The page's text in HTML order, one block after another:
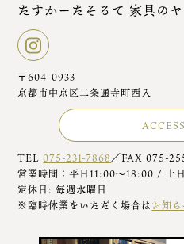
たすかーたそるて 家具の
〒604-0933
京都市中京区二条通寺町西入
TEL075-231-7868／FAX 075-
営業時間：平日11:00～18:00 / 土
定休日: 毎週水曜日
※臨時休業をいただく場合はお知ら